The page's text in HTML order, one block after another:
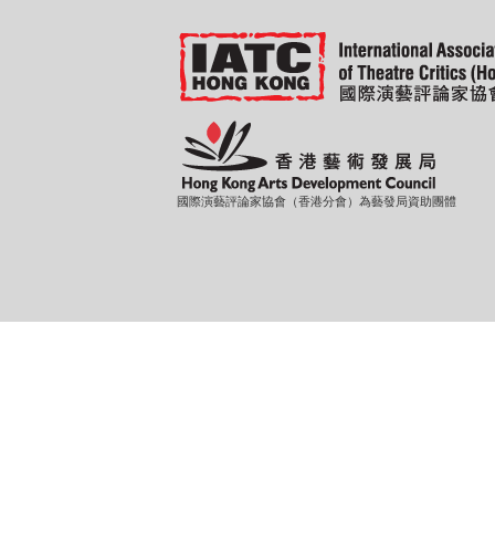
國際演藝評論家協會（香港分會）為藝發局資助團體